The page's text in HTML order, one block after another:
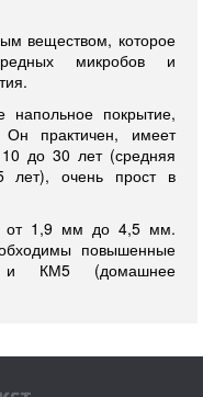
веществом, которое
микробов и
напольное покрытие,
Он практичен, имеет
до 30 лет (средняя
лет), очень прост в
от 1,9 мм до 4,5 мм.
повышенные
и КМ5 (домашнее